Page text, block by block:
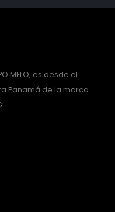
MELO, es desde el
Panamá de la marca